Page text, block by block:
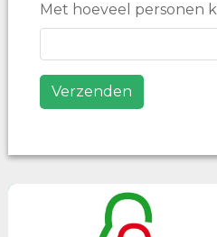
Met hoeveel personen
Verzenden